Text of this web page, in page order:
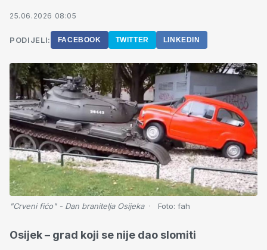
25.06.2026 08:05
PODIJELI: FACEBOOK TWITTER LINKEDIN
"Crveni fićo" - Dan branitelja Osijeka Foto: fah
Osijek – grad koji se nije dao slomiti